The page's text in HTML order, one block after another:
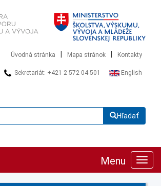
Úvodná stránka Mapa stránok Kontakty
Sekretariát: +421 2 572 04 501 English
Hľadať
Menu